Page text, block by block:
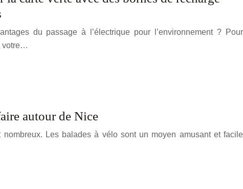
du passage à l’électrique pour l’environnement ? Pour
votre…
autour de Nice
Les balades à vélo sont un moyen amusant et facile